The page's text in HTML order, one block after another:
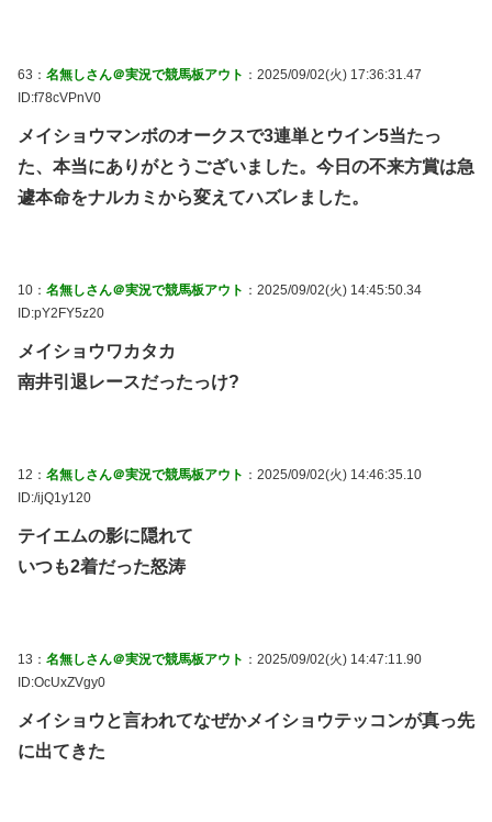
63： 名無しさん＠実況で競馬板アウト ：2025/09/02(火) 17:36:31.47
ID:f78cVPnV0
メイショウマンボのオークスで3連単とウイン5当たっ
た、本当にありがとうございました。今日の不来方賞は急
遽本命をナルカミから変えてハズレました。
10： 名無しさん＠実況で競馬板アウト ：2025/09/02(火) 14:45:50.34
ID:pY2FY5z20
メイショウワカタカ
南井引退レースだったっけ?
12： 名無しさん＠実況で競馬板アウト ：2025/09/02(火) 14:46:35.10
ID:/ijQ1y120
テイエムの影に隠れて
いつも2着だった怒涛
13： 名無しさん＠実況で競馬板アウト ：2025/09/02(火) 14:47:11.90
ID:OcUxZVgy0
メイショウと言われてなぜかメイショウテッコンが真っ先
に出てきた